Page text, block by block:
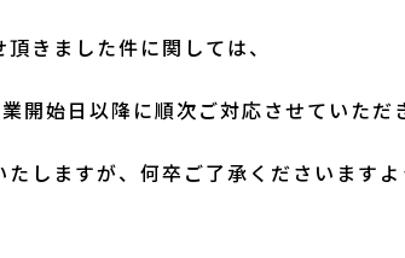
きました件に関しては、
開始日以降に順次ご対応させていただ
しますが、何卒ご了承くださいます